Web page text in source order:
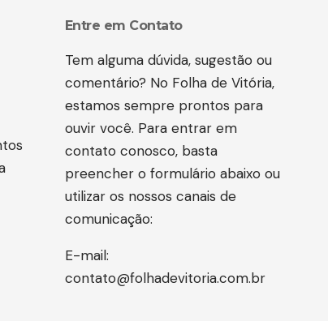
Entre em Contato
Tem alguma dúvida, sugestão ou
comentário? No Folha de Vitória,
estamos sempre prontos para
ouvir você. Para entrar em
contato conosco, basta
preencher o formulário abaixo ou
utilizar os nossos canais de
comunicação:
E-mail:
contato@folhadevitoria.com.br